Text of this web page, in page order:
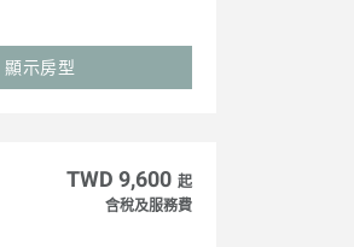
顯示房型
TWD 9,600 起
含稅及服務費